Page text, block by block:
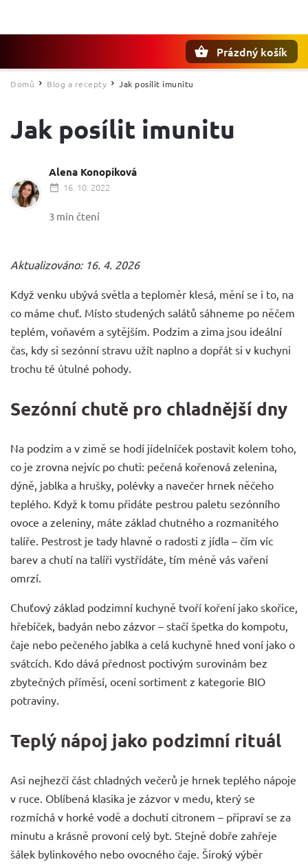
Prázdný košík
Domů / Blog a recepty / Jak posílit imunitu
Jak posílit imunitu
Alena Konopíková
16. 10. 2022
3 min čtení
Aktualizováno: 16. 4. 2026
Když venku ubývá světla a teploměr klesá, mění se i to, na
co máme chuť. Místo studených salátů sáhneme po něčem
teplém, voňavém a sytějším. Podzim a zima jsou ideální
čas, kdy si sezónní stravu užít naplno a dopřát si v kuchyni
trochu té útulné pohody.
Sezónní chutě pro chladnější dny
Na podzim a v zimě se hodí jídelníček postavit kolem toho,
co je zrovna nejvíc po chuti: pečená kořenová zelenina,
dýně, jablka a hrušky, polévky a navečer hrnek něčeho
teplého. Když k tomu přidáte pestrou paletu sezónního
ovoce a zeleniny, máte základ chutného a rozmanitého
talíře. Pestrost je tady hlavně o radosti z jídla – čím víc
barev a chutí na talíři vystřídáte, tím méně vás vaření
omrzí.
Chuťový základ podzimní kuchyně tvoří koření jako skořice,
hřebíček, badyán nebo zázvor – stačí špetka do kompotu,
čaje nebo pečeného jablka a celá kuchyně hned voní jako o
svátcích. Kdo dává přednost poctivým surovinám bez
zbytečných příměsí, ocení sortiment z kategorie BIO
potraviny.
Teplý nápoj jako podzimní rituál
Asi nejhezčí část chladných večerů je hrnek teplého nápoje
v ruce. Oblíbená klasika je zázvor v medu, který se
rozmíchá v horké vodě a dochutí citronem – připraví se za
minutu a krásně provoní celý byt. Stejně dobře zahřeje
šálek bylinkového nebo ovocného čaje. Široký výběr